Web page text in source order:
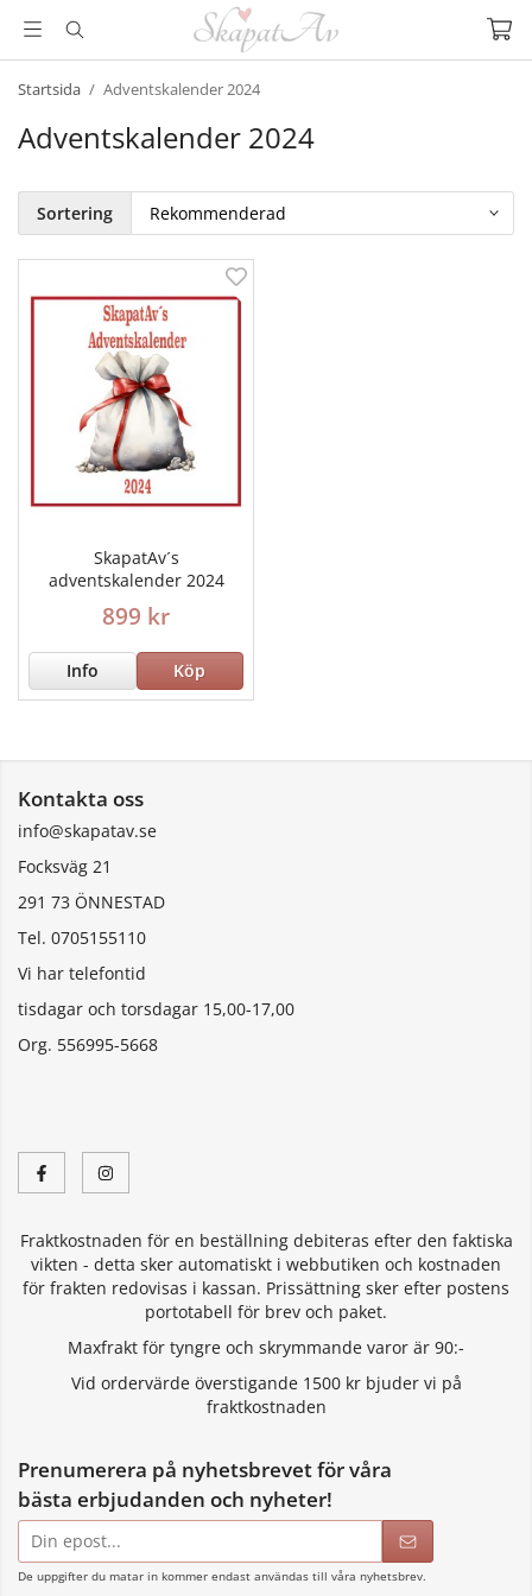
Startsida / Adventskalender 2024
Adventskalender 2024
Sortering
SkapatAv´s
adventskalender 2024
899 kr
Info Köp
Kontakta oss
info@skapatav.se
Focksväg 21
291 73 ÖNNESTAD
Tel. 0705155110
Vi har telefontid
tisdagar och torsdagar 15,00-17,00
Org. 556995-5668
Fraktkostnaden för en beställning debiteras efter den faktiska
vikten - detta sker automatiskt i webbutiken och kostnaden
för frakten redovisas i kassan. Prissättning sker efter postens
portotabell för brev och paket.
Maxfrakt för tyngre och skrymmande varor är 90:-
Vid ordervärde överstigande 1500 kr bjuder vi på
fraktkostnaden
Prenumerera på nyhetsbrevet för våra
bästa erbjudanden och nyheter!
postadress
De uppgifter du matar in kommer endast användas till våra nyhetsbrev.